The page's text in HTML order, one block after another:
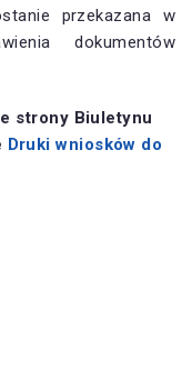
przekazana w
dokumentów
strony Biuletynu
Druki wniosków do